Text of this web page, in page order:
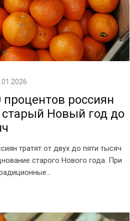
россиян
старый Новый год до
тратят от двух до пяти тысяч
старого Нового года. При